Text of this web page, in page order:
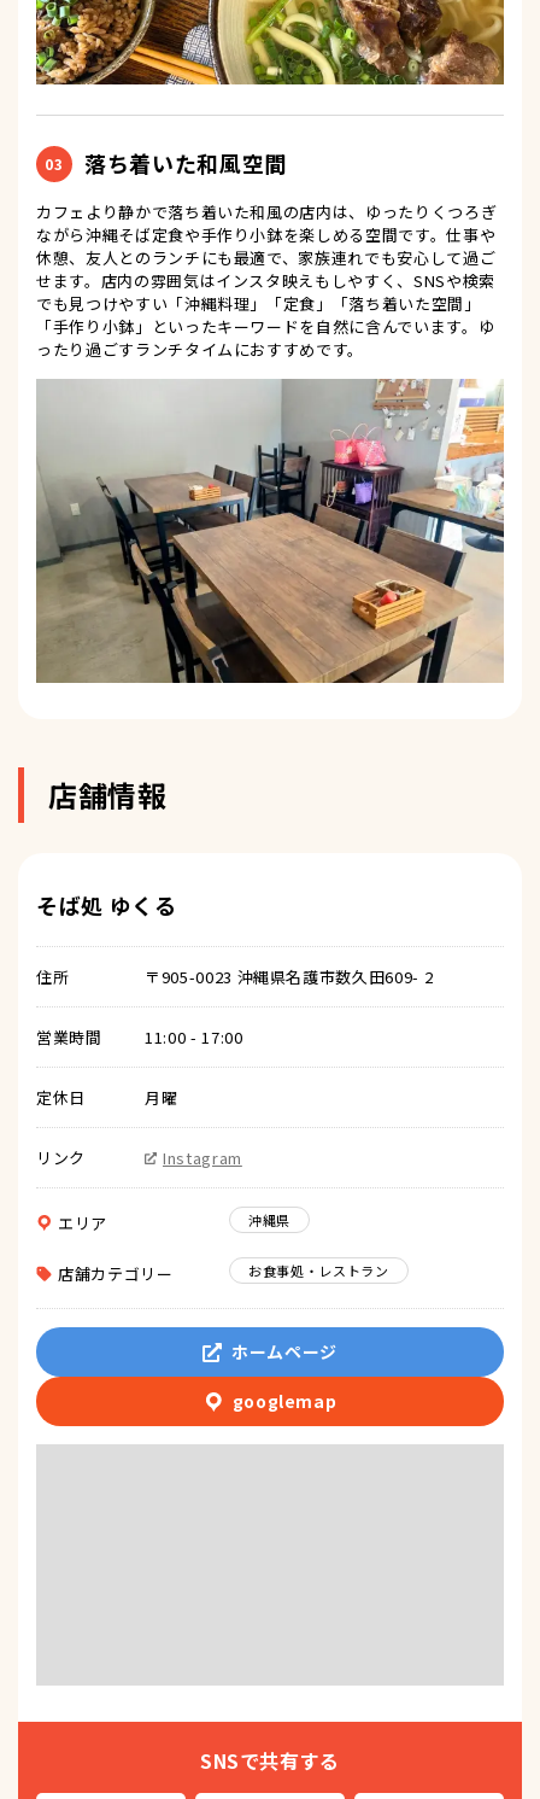
03 落ち着いた和風空間
カフェより静かで落ち着いた和風の店内は、ゆったりくつろぎ
ながら沖縄そば定食や手作り小鉢を楽しめる空間です。仕事や
休憩、友人とのランチにも最適で、家族連れでも安心して過ご
せます。店内の雰囲気はインスタ映えもしやすく、SNSや検索
でも見つけやすい「沖縄料理」「定食」「落ち着いた空間」
「手作り小鉢」といったキーワードを自然に含んでいます。ゆ
ったり過ごすランチタイムにおすすめです。
店舗情報
そば処 ゆくる
住所 〒905-0023 沖縄県名護市数久田609- 2
営業時間 11:00 - 17:00
定休日 月曜
リンク Instagram
エリア 沖縄県
店舗カテゴリー お食事処・レストラン
ホームページ
googlemap
SNSで共有する